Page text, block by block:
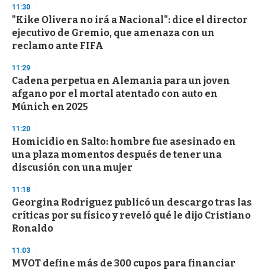
s
e
o
n
11:30
"Kike Olivera no irá a Nacional": dice el director
ejecutivo de Gremio, que amenaza con un
reclamo ante FIFA
11:29
Cadena perpetua en Alemania para un joven
afgano por el mortal atentado con auto en
Múnich en 2025
11:20
Homicidio en Salto: hombre fue asesinado en
una plaza momentos después de tener una
discusión con una mujer
11:18
Georgina Rodríguez publicó un descargo tras las
críticas por su físico y reveló qué le dijo Cristiano
Ronaldo
11:03
MVOT define más de 300 cupos para financiar